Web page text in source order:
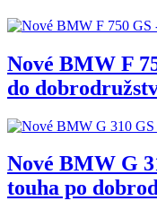
Nové BMW F
do
Nové BMW G
touha po